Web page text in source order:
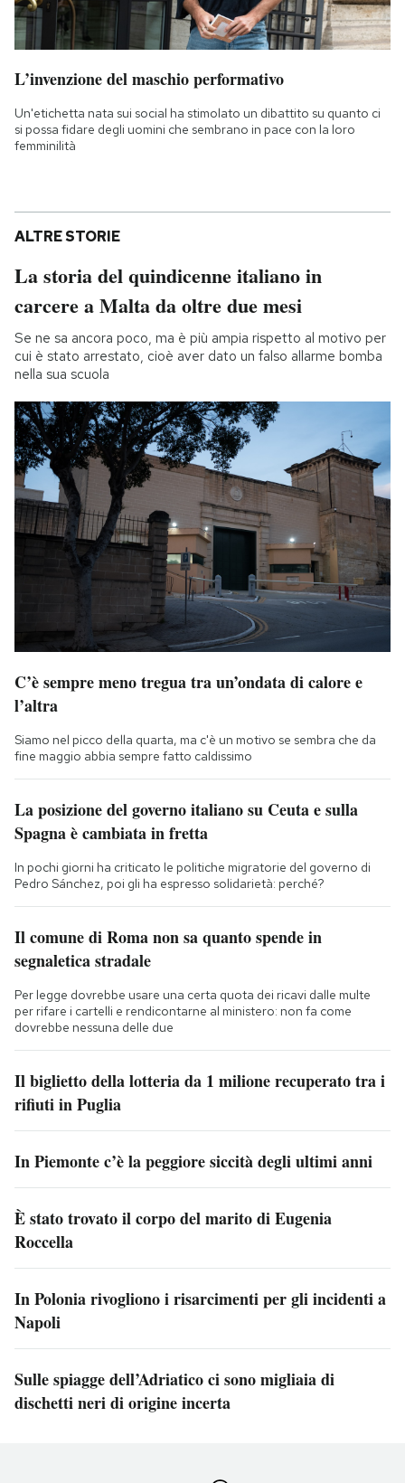
L’invenzione del maschio performativo
Un'etichetta nata sui social ha stimolato un dibattito su quanto ci
si possa fidare degli uomini che sembrano in pace con la loro
femminilità
ALTRE STORIE
La storia del quindicenne italiano in
carcere a Malta da oltre due mesi
Se ne sa ancora poco, ma è più ampia rispetto al motivo per
cui è stato arrestato, cioè aver dato un falso allarme bomba
nella sua scuola
C’è sempre meno tregua tra un’ondata di calore e
l’altra
Siamo nel picco della quarta, ma c'è un motivo se sembra che da
fine maggio abbia sempre fatto caldissimo
La posizione del governo italiano su Ceuta e sulla
Spagna è cambiata in fretta
In pochi giorni ha criticato le politiche migratorie del governo di
Pedro Sánchez, poi gli ha espresso solidarietà: perché?
Il comune di Roma non sa quanto spende in
segnaletica stradale
Per legge dovrebbe usare una certa quota dei ricavi dalle multe
per rifare i cartelli e rendicontarne al ministero: non fa come
dovrebbe nessuna delle due
Il biglietto della lotteria da 1 milione recuperato tra i
rifiuti in Puglia
In Piemonte c’è la peggiore siccità degli ultimi anni
È stato trovato il corpo del marito di Eugenia
Roccella
In Polonia rivogliono i risarcimenti per gli incidenti a
Napoli
Sulle spiagge dell’Adriatico ci sono migliaia di
dischetti neri di origine incerta